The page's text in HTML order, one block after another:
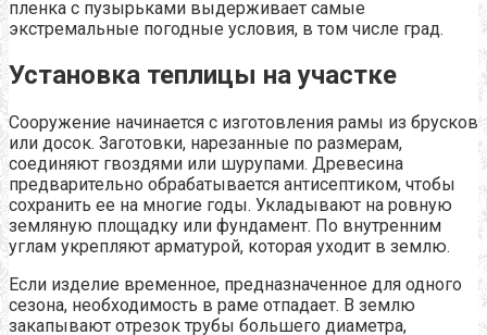
пленка с пузырьками выдерживает самые
экстремальные погодные условия, в том числе град.
Установка теплицы на участке
Сооружение начинается с изготовления рамы из брусков
или досок. Заготовки, нарезанные по размерам,
соединяют гвоздями или шурупами. Древесина
предварительно обрабатывается антисептиком, чтобы
сохранить ее на многие годы. Укладывают на ровную
земляную площадку или фундамент. По внутренним
углам укрепляют арматурой, которая уходит в землю.
Если изделие временное, предназначенное для одного
сезона, необходимость в раме отпадает. В землю
закапывают отрезок трубы большего диаметра,